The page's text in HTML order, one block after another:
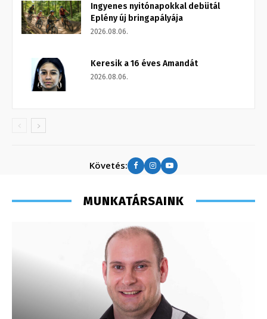
Ingyenes nyitónapokkal debütál
Eplény új bringapályája
2026.08.06.
Keresik a 16 éves Amandát
2026.08.06.
Követés:
MUNKATÁRSAINK